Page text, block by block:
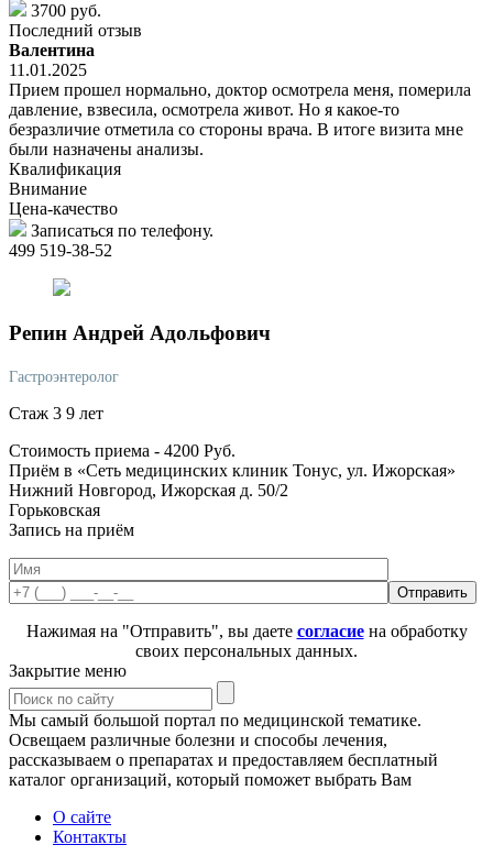
3700 руб.
Последний отзыв
Валентина
11.01.2025
Прием прошел нормально, доктор осмотрела меня, померила
давление, взвесила, осмотрела живот. Но я какое-то
безразличие отметила со стороны врача. В итоге визита мне
были назначены анализы.
Квалификация
Внимание
Цена-качество
Записаться по телефону.
499 519-38-52
Репин Андрей Адольфович
Гастроэнтеролог
Стаж 3 9 лет
Стоимость приема - 4200 Руб.
Приём в «Сеть медицинских клиник Тонус, ул. Ижорская»
Нижний Новгород, Ижорская д. 50/2
Горьковская
Запись на приём
Нажимая на "Отправить", вы даете согласиена обработку
своих персональных данных.
Закрытие меню
Мы самый большой портал по медицинской тематике.
Освещаем различные болезни и способы лечения,
рассказываем о препаратах и предоставляем бесплатный
каталог организаций, который поможет выбрать Вам
О сайте
Контакты